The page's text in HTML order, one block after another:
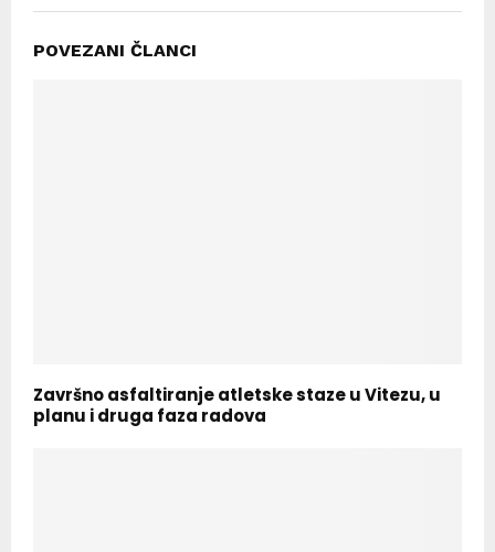
z
POVEZANI ČLANCI
Završno asfaltiranje atletske staze u Vitezu, u
planu i druga faza radova